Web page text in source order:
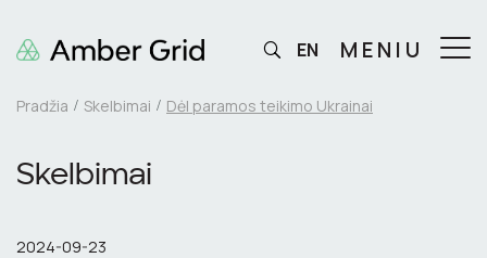
Pradžia Skelbimai Dėl paramos teikimo Ukrainai
Skelbimai
2024-09-23
EN MENIU